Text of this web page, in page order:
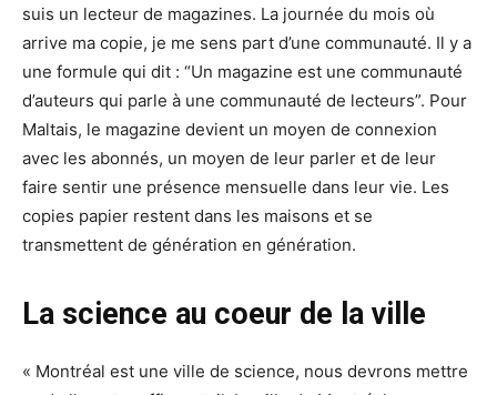
suis un lecteur de magazines. La journée du mois où
arrive ma copie, je me sens part d’une communauté. Il y a
une formule qui dit : “Un magazine est une communauté
d’auteurs qui parle à une communauté de lecteurs”. Pour
Maltais, le magazine devient un moyen de connexion
avec les abonnés, un moyen de leur parler et de leur
faire sentir une présence mensuelle dans leur vie. Les
copies papier restent dans les maisons et se
transmettent de génération en génération.
La science au coeur de la ville
« Montréal est une ville de science, nous devrons mettre